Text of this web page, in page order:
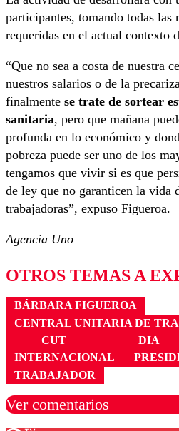
participantes, tomando todas las
requeridas en el actual contexto
“Que no sea a costa de nuestra
nuestros salarios o de la
finalmente se trate de sortear
sanitaria, pero que mañana
profunda en lo económico y
pobreza puede ser uno de los
tengamos que vivir si es que
de ley que no garanticen la vida
trabajadoras”, expuso Figueroa.
Agencia Uno
OTROS TEMAS A
BÁRBARA FIGUEROA
CENTRAL UNITARIA DE
CUT
DIA
INTERNACIONAL
TRABAJADOR
Ver comentarios